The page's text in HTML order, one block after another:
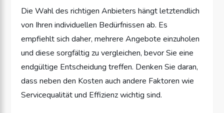
Die Wahl des richtigen Anbieters hängt letztendlich
von Ihren individuellen Bedürfnissen ab. Es
empfiehlt sich daher, mehrere Angebote einzuholen
und diese sorgfältig zu vergleichen, bevor Sie eine
endgültige Entscheidung treffen. Denken Sie daran,
dass neben den Kosten auch andere Faktoren wie
Servicequalität und Effizienz wichtig sind.